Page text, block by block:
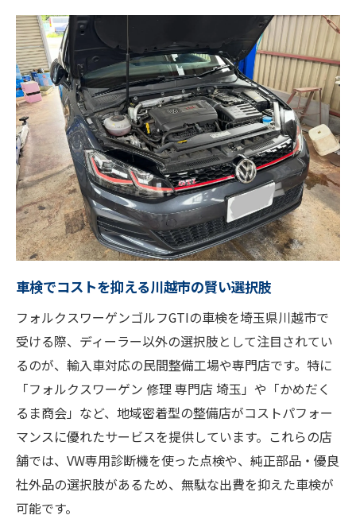
ディーラー以外でVWゴルフGTI車検の魅力
ディーラー以外の車検で得られる安心の理
由
VWゴルフGTI車検は専門店でコストダウン
可能
認定整備士による車検で高品質なサービス
提供
無駄な部品交換を避ける車検プランの選び
方
車検の明朗会計と事前説明が選ばれる理由
車検で選ぶべき信頼できる整備士の見極め
方
フォルクスワーゲン車検を地元で受ける利
点
必要な整備だけを行う車検プロセスの特徴
地元密着型整備店が支持される理由とは
明朗会計な車検選びでコストを抑えるコツ
車検でコストを抑える川越市の賢い選択肢
フォルクスワーゲンゴルフGTIの車検を埼玉県川越市で
受ける際、ディーラー以外の選択肢として注目されてい
るのが、輸入車対応の民間整備工場や専門店です。特に
「フォルクスワーゲン 修理 専門店 埼玉」や「かめだく
るま商会」など、地域密着型の整備店がコストパフォー
マンスに優れたサービスを提供しています。これらの店
舗では、VW専用診断機を使った点検や、純正部品・優良
社外品の選択肢があるため、無駄な出費を抑えた車検が
可能です。